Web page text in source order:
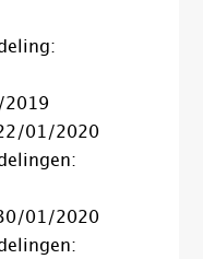
2019
01/2020
01/2020